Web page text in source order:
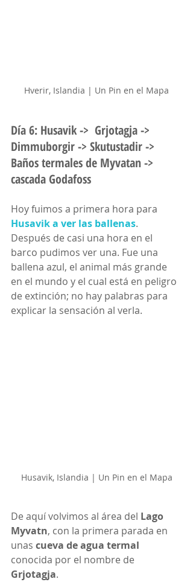
Hverir, Islandia | Un Pin en el Mapa
Día 6: Husavik ->  Grjotagja ->
Dimmuborgir -> Skutustadir ->
Baños termales de Myvatan ->
cascada Godafoss
Hoy fuimos a primera hora para
Husavik a ver las ballenas.
Después de casi una hora en el
barco pudimos ver una. Fue una
ballena azul, el animal más grande
en el mundo y el cual está en peligro
de extinción; no hay palabras para
explicar la sensación al verla.
Husavik, Islandia | Un Pin en el Mapa
De aquí volvimos al área del Lago
Myvatn, con la primera parada en
unas cueva de agua termal
conocida por el nombre de
Grjotagja.